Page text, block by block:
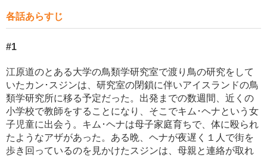
各話あらすじ
#1
江原道のとある大学の鳥類学研究室で渡り鳥の研究をして
いたカン･スジンは、研究室の閉鎖に伴いアイスランドの鳥
類学研究所に移る予定だった。出発までの数週間、近くの
小学校で教師をすることになり、そこでキム･ヘナという女
子児童に出会う。キム･ヘナは母子家庭育ちで、体に殴られ
たようなアザがあった。ある晩、ヘナが夜遅く１人で街を
歩き回っているのを見かけたスジンは、母親と連絡が取れ